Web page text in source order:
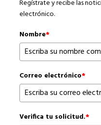
Regístrate y recibe las
electrónico.
Nombre*
Correo electrónico*
Verifica tu solicitud.*